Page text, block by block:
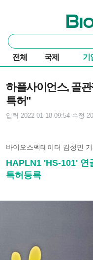
바이오
통
합
검
색
전체 국제 기
하플사이언스, 골
특허"
입력 2022-01-18 09:54 수정
바이오스펙테이터 김성민
HAPLN1 'HS-101' 연
특허등록